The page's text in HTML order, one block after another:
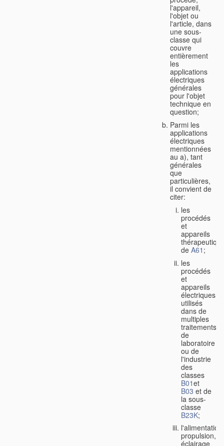
l'appareil,
l'objet ou
l'article, dans
une sous-
classe qui
couvre
entièrement
les
applications
électriques
générales
pour l'objet
technique en
question;
Parmi les
applications
électriques
mentionnées
au a), tant
générales
que
particulières,
il convient de
citer:
les
procédés
et
appareils
de A61 ;
les
procédés
et
appareils
électriques
utilisés
dans de
multiples
traitements
de
laboratoire
ou de
l'industrie
des
classes
B01et
B03 et de
la sous-
classe
B23K;
l'alimentation,
propulsion,
éclairage